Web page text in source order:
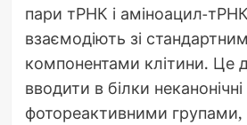
пари тРНК і аміноацил-
взаємодіють зі
компонентами клітини. Це
вводити в білки
фотореактивними групами,